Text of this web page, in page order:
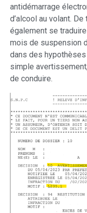
antidémarrage
d’alcool au volant.
également se
mois de suspension
dans des hypothèses
simple
de conduire.